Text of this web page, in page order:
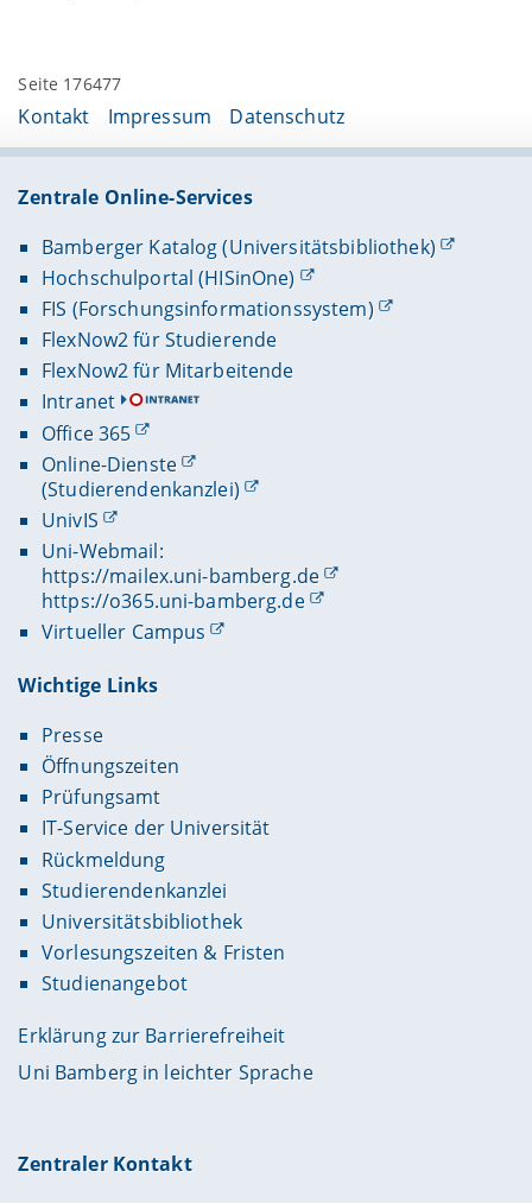
Seite 176477
Kontakt Impressum Datenschutz
Zentrale Online-Services
Bamberger Katalog (Universitätsbibliothek)
Hochschulportal (HISinOne)
FIS (Forschungsinformationssystem)
FlexNow2 für Studierende
FlexNow2 für Mitarbeitende
Intranet
Office 365
Online-Dienste
(Studierendenkanzlei)
UnivIS
Uni-Webmail:
https://mailex.uni-bamberg.de
https://o365.uni-bamberg.de
Virtueller Campus
Wichtige Links
Presse
Öffnungszeiten
Prüfungsamt
IT-Service der Universität
Rückmeldung
Studierendenkanzlei
Universitätsbibliothek
Vorlesungszeiten & Fristen
Studienangebot
Erklärung zur Barrierefreiheit
Uni Bamberg in leichter Sprache
Zentraler Kontakt